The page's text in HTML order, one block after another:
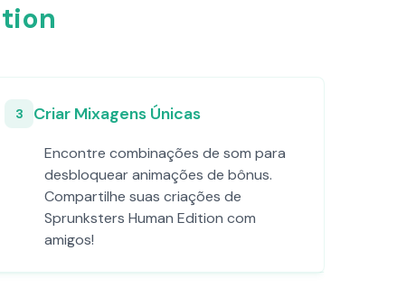
3 Criar Mixagens Únicas
Encontre combinações de som para
desbloquear animações de bônus.
Compartilhe suas criações de
Sprunksters Human Edition com
amigos!